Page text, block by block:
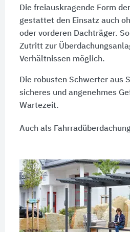
Die freiauskragende Form
gestattet den Einsatz auch
oder vorderen Dachträger.
Zutritt zur
Verhältnissen möglich.
Die robusten Schwerter aus
sicheres und angenehmes
Wartezeit.
Auch als